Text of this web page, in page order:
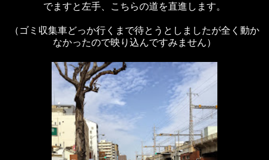
でますと左手、こちらの道を直進します。
（ゴミ収集車どっか行くまで待とうとしましたが全く動か
なかったので映り込んですみません）